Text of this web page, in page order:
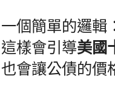
一個簡單的邏輯
這樣會引導美國
也會讓公債的價